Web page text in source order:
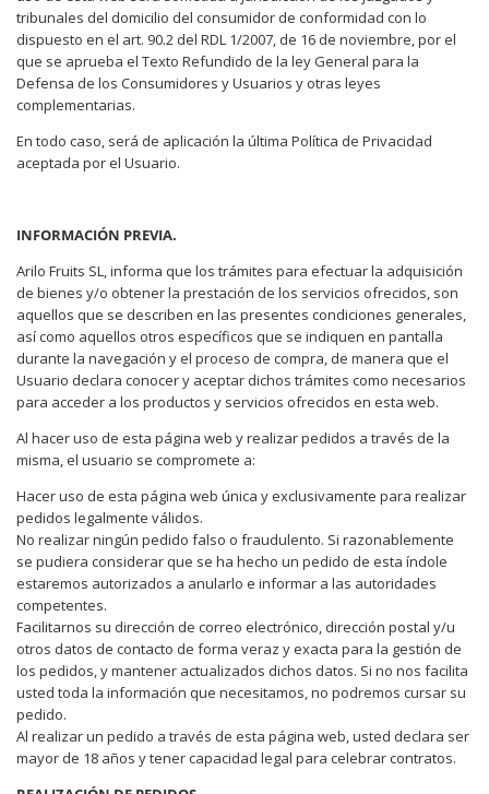
tribunales del domicilio del consumidor de conformidad con lo
dispuesto en el art. 90.2 del RDL 1/2007, de 16 de noviembre, por el
que se aprueba el Texto Refundido de la ley General para la
Defensa de los Consumidores y Usuarios y otras leyes
complementarias.
En todo caso, será de aplicación la última Política de Privacidad
aceptada por el Usuario.
INFORMACIÓN PREVIA.
Arilo Fruits SL, informa que los trámites para efectuar la adquisición
de bienes y/o obtener la prestación de los servicios ofrecidos, son
aquellos que se describen en las presentes condiciones generales,
así como aquellos otros específicos que se indiquen en pantalla
durante la navegación y el proceso de compra, de manera que el
Usuario declara conocer y aceptar dichos trámites como necesarios
para acceder a los productos y servicios ofrecidos en esta web.
Al hacer uso de esta página web y realizar pedidos a través de la
misma, el usuario se compromete a:
Hacer uso de esta página web única y exclusivamente para realizar
pedidos legalmente válidos.
No realizar ningún pedido falso o fraudulento. Si razonablemente
se pudiera considerar que se ha hecho un pedido de esta índole
estaremos autorizados a anularlo e informar a las autoridades
competentes.
Facilitarnos su dirección de correo electrónico, dirección postal y/u
otros datos de contacto de forma veraz y exacta para la gestión de
los pedidos, y mantener actualizados dichos datos. Si no nos facilita
usted toda la información que necesitamos, no podremos cursar su
pedido.
Al realizar un pedido a través de esta página web, usted declara ser
mayor de 18 años y tener capacidad legal para celebrar contratos.